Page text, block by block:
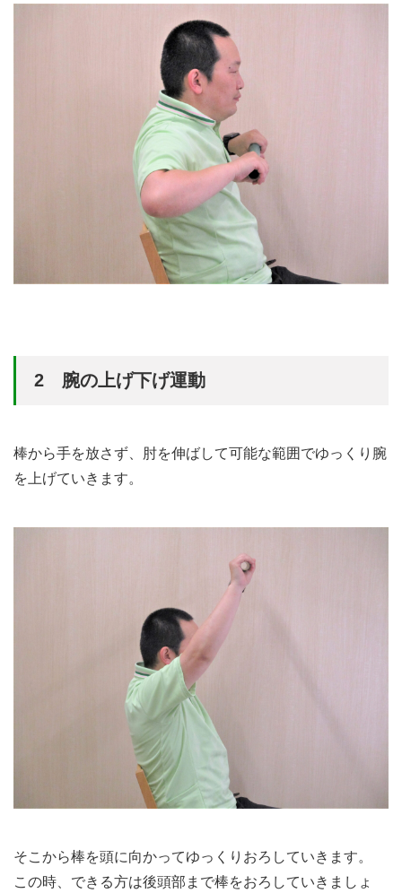
2 腕の上げ下げ運動
棒から手を放さず、肘を伸ばして可能な範囲でゆっくり腕
を上げていきます。
そこから棒を頭に向かってゆっくりおろしていきます。
この時、できる方は後頭部まで棒をおろしていきましょ